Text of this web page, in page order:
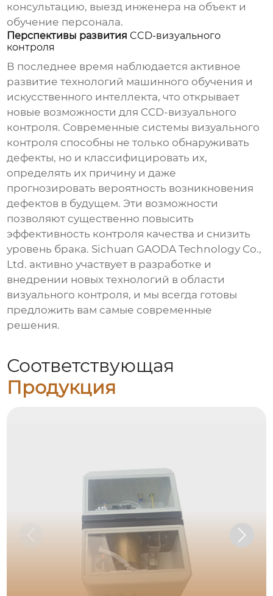
консультацию, выезд инженера на объект и
обучение персонала.
Перспективы развитияCCD-визуального
контроля
В последнее время наблюдается активное
развитие технологий машинного обучения и
искусственного интеллекта, что открывает
новые возможности для CCD-визуального
контроля. Современные системы визуального
контроля способны не только обнаруживать
дефекты, но и классифицировать их,
определять их причину и даже
прогнозировать вероятность возникновения
дефектов в будущем. Эти возможности
позволяют существенно повысить
эффективность контроля качества и снизить
уровень брака. Sichuan GAODA Technology Co.,
Ltd. активно участвует в разработке и
внедрении новых технологий в области
визуального контроля, и мы всегда готовы
предложить вам самые современные
решения.
Соответствующая
Продукция